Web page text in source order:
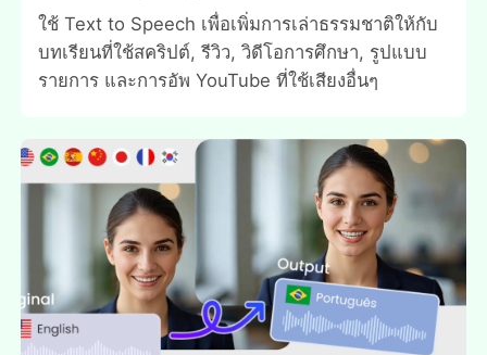
ใช้ Text to Speech เพื่อเพิ่มการเล่าธรรมชาติให้กับ
บทเรียนที่ใช้สคริปต์, รีวิว, วิดีโอการศึกษา, รูปแบบ
รายการ และการอัพ YouTube ที่ใช้เสียงอื่นๆ